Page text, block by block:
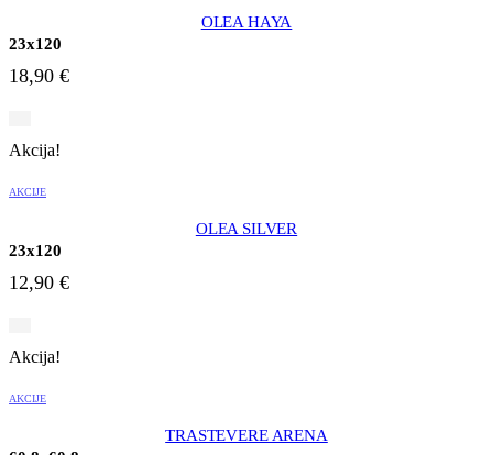
OLEA HAYA
23x120
18,90 €
Akcija!
AKCIJE
OLEA SILVER
23x120
12,90 €
Akcija!
AKCIJE
TRASTEVERE ARENA